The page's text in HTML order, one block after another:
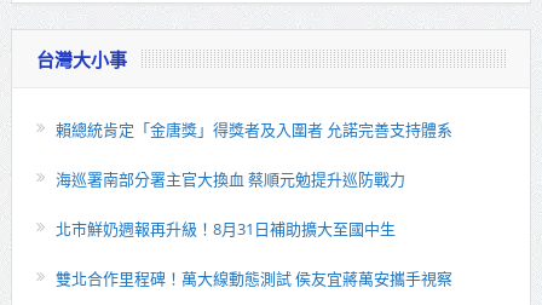
台灣大小事
賴總統肯定「金唐獎」得獎者及入圍者 允諾完善支持體系
海巡署南部分署主官大換血 蔡順元勉提升巡防戰力
北市鮮奶週報再升級！8月31日補助擴大至國中生
雙北合作里程碑！萬大線動態測試 侯友宜蔣萬安攜手視察